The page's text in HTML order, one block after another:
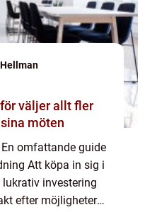
möten
omfattande guide
Att köpa in sig i
investering
efter möjligheter